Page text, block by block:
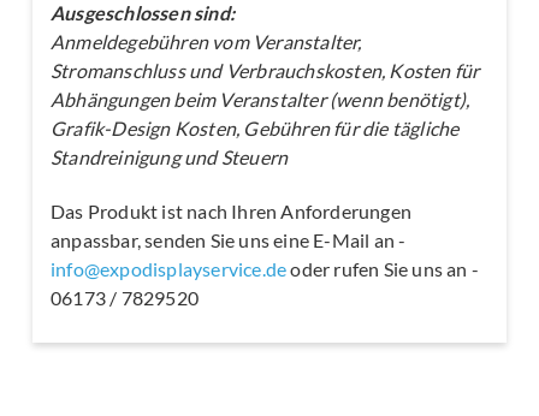
Ausgeschlossen sind:
Anmeldegebühren vom Veranstalter,
Stromanschluss und Verbrauchskosten, Kosten für
Abhängungen beim Veranstalter (wenn benötigt),
Grafik-Design Kosten, Gebühren für die tägliche
Standreinigung und Steuern
Das Produkt ist nach Ihren Anforderungen
anpassbar, senden Sie uns eine E-Mail an -
info@expodisplayservice.deoder rufen Sie uns an -
06173 / 7829520